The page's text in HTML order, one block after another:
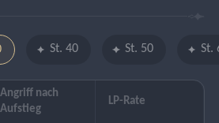
St. 40 St. 50 St.
Angriff nach
Aufstieg
LP-Rate